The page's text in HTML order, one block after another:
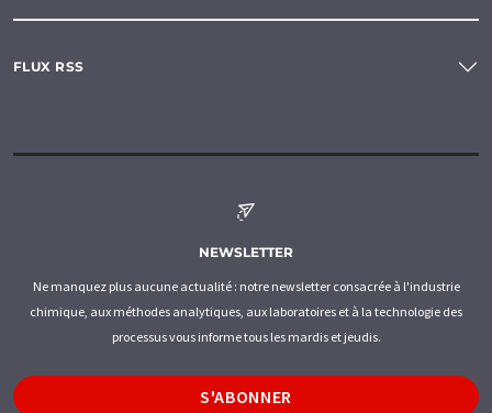
FLUX RSS
NEWSLETTER
Ne manquez plus aucune actualité : notre newsletter consacrée à l'industrie
chimique, aux méthodes analytiques, aux laboratoires et à la technologie des
processus vous informe tous les mardis et jeudis.
S'ABONNER